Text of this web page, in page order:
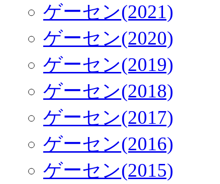
ゲーセン(2021)
ゲーセン(2020)
ゲーセン(2019)
ゲーセン(2018)
ゲーセン(2017)
ゲーセン(2016)
ゲーセン(2015)